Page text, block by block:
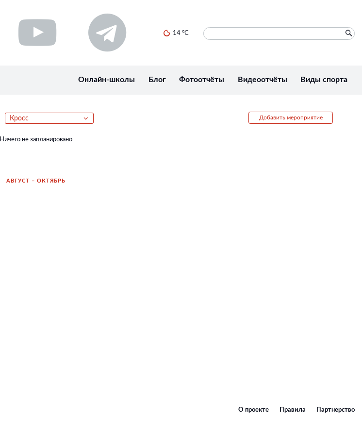
14 °C
Онлайн-школы Блог Фотоотчёты Видеоотчёты Виды спорта
Кросс Добавить мероприятие
Ничего не запланировано
АВГУСТ – ОКТЯБРЬ
О проекте Правила Партнерство